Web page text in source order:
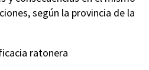
según la provincia de la
ratonera